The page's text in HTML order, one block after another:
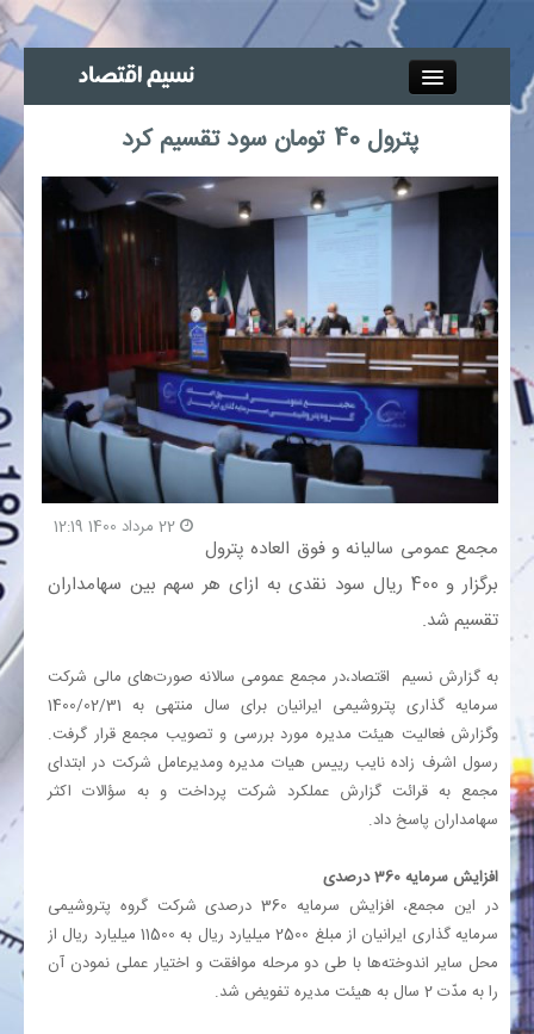
جذب خبرنگار
آگهی استخدام
چند رسانه‌ای
اجتماعی
صنعت معدن و تجارت
بانک
اقتصاد
پترول 40 تومان سود تقسیم کرد
مجمع عمومی سالیانه و فوق العاده پترول
برگزار و 400 ریال سود نقدی به ازای هر سهم بین سهامداران
‏تقسیم شد.‏
به گزارش نسیم اقتصاد،در مجمع عمومی سالانه صورت‌های مالی شرکت
سرمایه گذاری ‏پتروشیمی ایرانیان برای سال منتهی به 1400/02/31
وگزارش فعالیت هیئت مدیره مورد بررسی و تصویب ‏مجمع قرار گرفت.
رسول اشرف زاده نایب رییس هیات مدیره ومدیرعامل شرکت در ابتدای
مجمع به قرائت ‏گزارش عملکرد شرکت پرداخت و به سؤالات اکثر
سهامداران پاسخ داد‎.‎
افزایش سرمایه 360 درصدی
در این مجمع، افزایش سرمایه 360 درصدی شرکت گروه پتروشیمی
سرمایه گذاری ایرانیان از مبلغ 2500 ‏میلیارد ریال به 11500 میلیارد ریال از
محل سایر اندوخته‌ها با طی دو مرحله موافقت و اختیار عملی نمودن ‏آن
را به مدّت 2 سال به هیئت مدیره تفویض شد.‏